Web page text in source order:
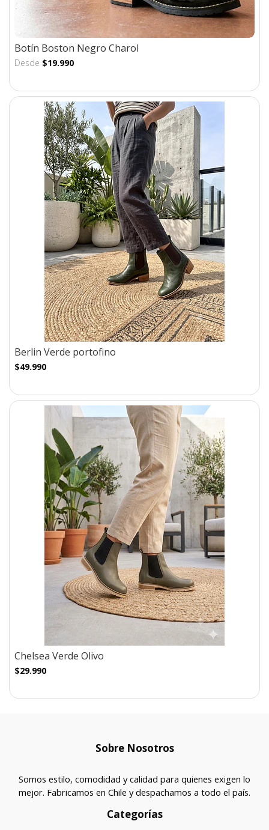
Botín Boston Negro Charol
Desde $19.990
Berlin Verde portofino
$49.990
Chelsea Verde Olivo
$29.990
Sobre Nosotros
Somos estilo, comodidad y calidad para quienes exigen lo
mejor. Fabricamos en Chile y despachamos a todo el país.
Categorías